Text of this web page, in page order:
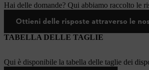
Hai delle domande? Qui abbiamo raccolto le
Ottieni delle risposte attraverso le
TABELLA DELLE TAGLIE
Qui è disponibile la tabella delle taglie dei